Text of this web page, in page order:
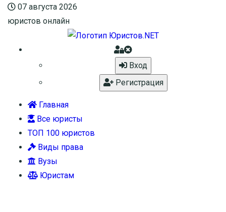
07 августа 2026
юристов онлайн
Вход
Регистрация
Главная
Все юристы
ТОП 100 юристов
Виды права
Вузы
Юристам